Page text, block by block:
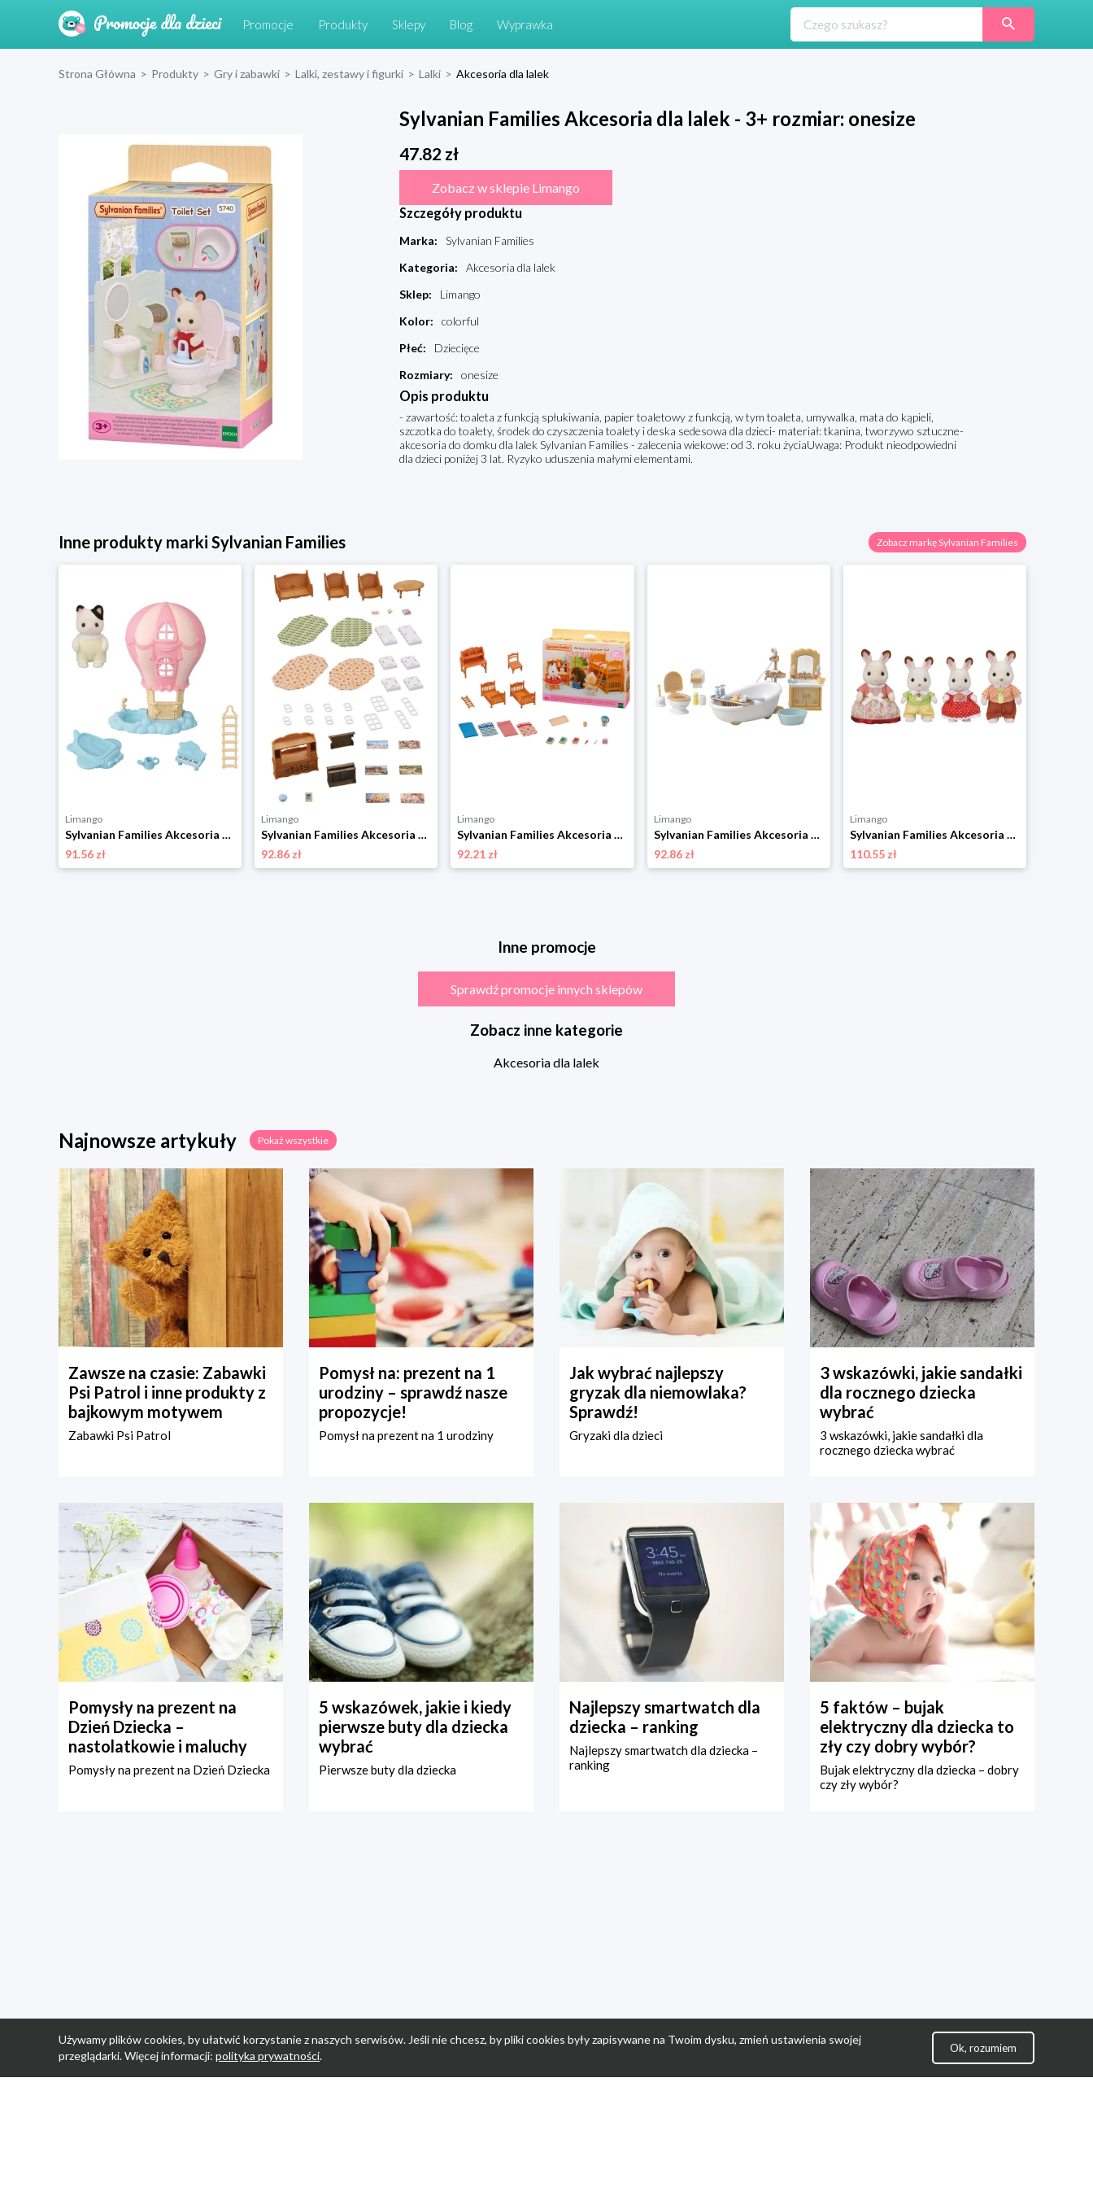
Promocje Produkty Sklepy Blog Wyprawka
Strona Główna > Produkty > Gry i zabawki > Lalki, zestawy i figurki > Lalki > Akcesoria dla lalek
Sylvanian Families Akcesoria dla lalek - 3+ rozmiar: onesize
47.82 zł
Zobacz w sklepie Limango
Szczegóły produktu
Marka:
Sylvanian Families
Kategoria:
Akcesoria dla lalek
Sklep:
Limango
Kolor:
colorful
Płeć:
Dziecięce
Rozmiary: onesize
Opis produktu
- zawartość: toaleta z funkcją spłukiwania, papier toaletowy z funkcją, w tym toaleta, umywalka, mata do kąpieli,
szczotka do toalety, środek do czyszczenia toalety i deska sedesowa dla dzieci- materiał: tkanina, tworzywo sztuczne-
akcesoria do domku dla lalek Sylvanian Families - zalecenia wiekowe: od 3. roku życiaUwaga: Produkt nieodpowiedni
dla dzieci poniżej 3 lat. Ryzyko uduszenia małymi elementami.
Inne produkty marki Sylvanian Families Zobacz markę Sylvanian Families
Limango
Sylvanian Families Akcesoria dla lalek - 3+ rozmiar: onesize
91.56 zł
Limango
Sylvanian Families Akcesoria dla lalek "Country house living room" - 3+ rozmiar: onesize
92.86 zł
Limango
Sylvanian Families Akcesoria do rodziny Sylvanian - 3+ rozmiar: onesize
92.21 zł
Limango
Sylvanian Families Akcesoria dla lalek “Country-style bathroom” - 3+ rozmiar: onesize
92.86 zł
Limango
Sylvanian Families Akcesoria dla lalek "Family of chocolate bunnies" - 3+ rozmiar: onesize
110.55 zł
Inne promocje
Sprawdź promocje innych sklepów
Zobacz inne kategorie
Akcesoria dla lalek
Najnowsze artykuły Pokaż wszystkie
Zawsze na czasie: Zabawki
Psi Patrol i inne produkty z
bajkowym motywem
Zabawki Psi Patrol
Pomysł na: prezent na 1
urodziny – sprawdź nasze
propozycje!
Pomysł na prezent na 1 urodziny
Jak wybrać najlepszy
gryzak dla niemowlaka?
Sprawdź!
Gryzaki dla dzieci
3 wskazówki, jakie sandałki
dla rocznego dziecka
wybrać
3 wskazówki, jakie sandałki dla
rocznego dziecka wybrać
Pomysły na prezent na
Dzień Dziecka –
nastolatkowie i maluchy
Pomysły na prezent na Dzień Dziecka
5 wskazówek, jakie i kiedy
pierwsze buty dla dziecka
wybrać
Pierwsze buty dla dziecka
Najlepszy smartwatch dla
dziecka – ranking
Najlepszy smartwatch dla dziecka –
ranking
5 faktów – bujak
elektryczny dla dziecka to
zły czy dobry wybór?
Bujak elektryczny dla dziecka – dobry
czy zły wybór?
Używamy plików cookies, by ułatwić korzystanie z naszych serwisów. Jeśli nie chcesz, by pliki cookies były zapisywane na Twoim dysku, zmień ustawienia swojej
przeglądarki. Więcej informacji: polityka prywatności.
Ok, rozumiem